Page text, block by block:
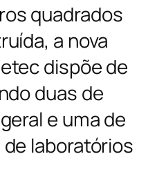
quadrados
a nova
dispõe de
duas de
e uma de
laboratórios